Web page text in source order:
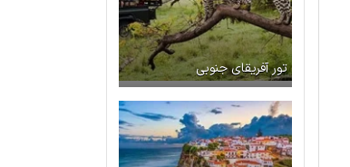
تور آفریقای جنوبی